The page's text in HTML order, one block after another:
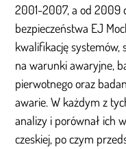
2001-2007, a od 2009
bezpieczeństwa EJ
kwalifikację
na warunki awaryjne,
pierwotnego oraz
awarie. W każdym z
analizy i porównał ich
czeskiej, po czym